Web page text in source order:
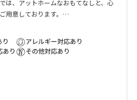
は、アットホームなおもてなしと、心
用意しております。
満天の星空が広がり、自然と一体にな
楽しみいただけます。
ふんだんに使用し、「地産地消」をモ
食事制限にも柔軟に対応し、皆さまに
けます。
り
あり
アレルギー対応あり
その他対応あり